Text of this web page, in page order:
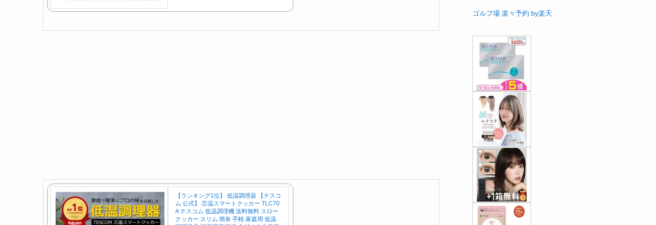
【ランキング1位】 低温調理器 【テスコ
ム 公式】 芯温スマートクッカー TLC70
A テスコム 低温調理機 送料無料 スロー
クッカー スリム 簡単 手軽 家庭用 低温
ゴルフ場 楽々予約 by楽天